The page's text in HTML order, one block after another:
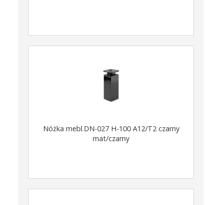
Nóżka mebl.DN-027 H-100 A12/T2 czarny
mat/czarny